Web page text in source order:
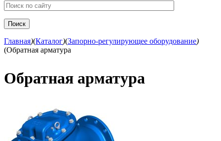
Главная)(Каталог)(Запорно-регулирующее оборудование)
(Обратная арматура
Обратная арматура